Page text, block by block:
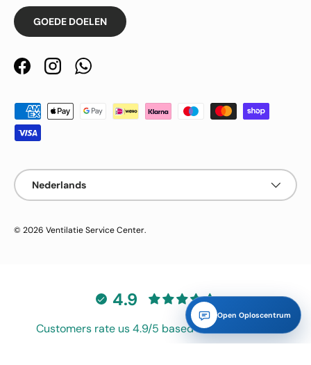
Open Oploscentrum
GOEDE DOELEN
FacebookInstagramWhatsApp
Geaccepteerde betaalmethoden
Taal
Nederlands
© 2026 Ventilatie Service Center.
4.9
Customers rate us 4.9/5 based on 983 reviews.